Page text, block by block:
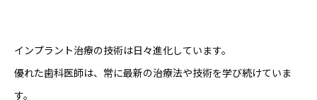
インプラント治療の技術は日々進化しています。
優れた歯科医師は、常に最新の治療法や技術を学び続けていま
す。